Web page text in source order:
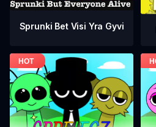
Sprunki Bet Visi Yra Gyvi